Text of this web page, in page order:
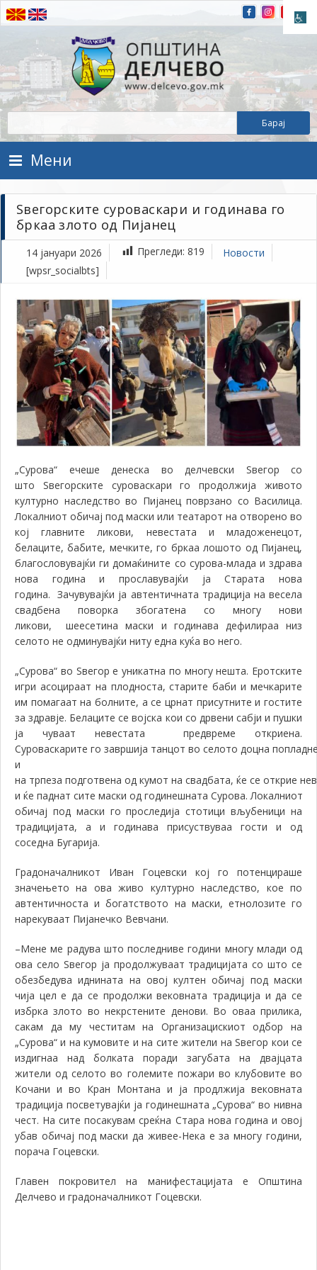
Прескокнете на содржината
Општина Делчево
Општина Делчево
Мени
Ѕвегорските суроваскари и годинава го
бркаа злото од Пијанец
14 јануари 2026 Прегледи: 819
Новости
[wpsr_socialbts]
„Сурова“ ечеше денеска во делчевски Ѕвегор со
што Ѕвегорските суроваскариго продолжија живото
културно наследство во Пијанец поврзано со Василица.
Локалниот обичај под маски или театарот на отворено во
кој главните ликови, невестата и младоженецот,
белаците, бабите, мечките, го бркаа лошото од Пијанец,
благословувајќи ги домаќините со сурова-млада и здрава
нова годинаи прославувајќи јаСтарата нова
година. Зачувувајќи ја автентичната традиција на весела
свадбена поворка збогатена со многу нови
ликови,
шеесетинамаски и годинава дефилираа низ
селото не одминувајќи ниту една куќа во него.
„Сурова“ во Ѕвегор е уникатна по многу нешта. Еротските
игри асоцираат на плодноста, старите баби и мечкарите
им помагаат на болните, а се црнат присутните и гостите
за здравје. Белаците се војска кои со дрвени сабји и пушки
ја чуваат невестата предвреме откриена.
Суроваскарите го завршија танцот во селото доцна
и
на трпеза подготвена од кумот на свадбата, ќе се открие
и ќе паднат сите маски од годинешната Сурова. Локалниот
обичај под маски го проследија стотици вљубеници на
традицијата, а и годинава присуствуваа гости и од
соседна Бугарија.
Градоначалникот Иван Гоцевски кој го потенцираше
значењето на ова живо културно наследство, кое по
автентичноста и богатството на маски, етнолозите го
нарекуваат Пијанечко Вевчани.
–Мене ме радува што последниве години многу млади од
ова село Ѕвегор ја продолжуваат традицијата со што се
обезбедува иднината на овој култен обичај под маски
чија цел е да се продолжи вековната традиција и да се
избрка злото во некрстените денови. Во оваа прилика,
сакам да му честитам на Организацискиот одбор на
„Сурова“ и на кумовите и на сите жители на Ѕвегор кои се
издигнаа над болката поради загубата на двајцата
жители од селото во големите пожари во клубовите во
Кочани и во Кран Монтана и ја продлжија вековната
традиција посветувајќи ја годинешната „Сурова“ во нивна
чест. На сите посакувам среќна Стара нова година и овој
убав обичај под маски да живее-Нека е за многу години,
порача Гоцевски.
Главен покровител на манифестацијата е Општина
Делчево и градоначалникот Гоцевски.